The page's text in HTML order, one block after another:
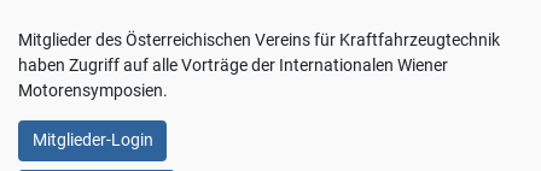
der
Verwendung
sämtlicher
Cookies
einverstanden.
Ihre
Mitglieder des Österreichischen Vereins für Kraftfahrzeugtechnik
haben Zugriff auf alle Vorträge der Internationalen Wiener
Motorensymposien.
Mitglieder-Login